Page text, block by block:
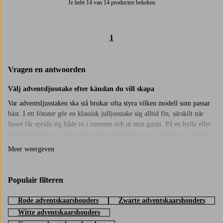
Je hebt 14 van 14 producten bekeken
1
Vragen en antwoorden
Välj adventsljusstake efter känslan du vill skapa
Var adventsljusstaken ska stå brukar ofta styra vilken modell som passar
bäst. I ett fönster gör en klassisk julljusstake sig alltid fin, särskilt när
ljuset får sprida sig både in i rummet och ut mot gatan. På en hylla eller
slippa sladdar och bara kunna ställa den där den känns rätt. Oavsett om
Mixa och matcha juljusstakar för en personlig julstämning
En adventsljusstake räcker långt, men det kan också vara fint att blanda
flera olika! En större adventsljusstake med ledbelysning kan få ta plats i
vardagsrummet, och en mindre som står i köket ger ett mysigt ljus när du
Meer weergeven
Populair filteren
Rode adventskaarshouders
Zwarte adventskaarshouders
Witte adventskaarshouders